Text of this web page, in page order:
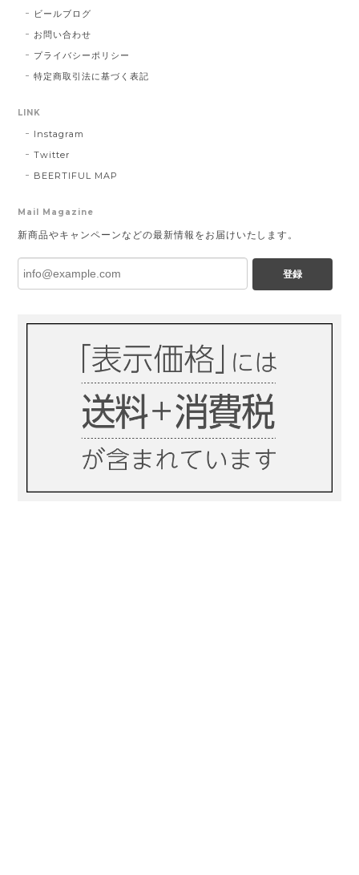
ビールブログ
お問い合わせ
プライバシーポリシー
特定商取引法に基づく表記
LINK
Instagram
Twitter
BEERTIFUL MAP
Mail Magazine
新商品やキャンペーンなどの最新情報をお届けいたします。
登録